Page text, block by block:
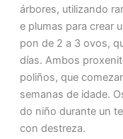
árbores, utilizando
e plumas para crear
pon de 2 a 3 ovos,
días. Ambos
poliños, que
semanas de idade.
do niño durante un
con destreza.